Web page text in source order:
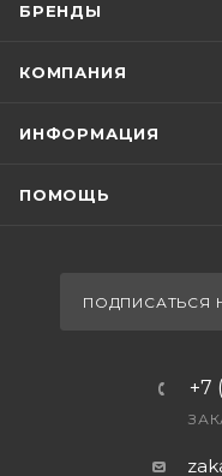
БРЕНДЫ
КОМПАНИЯ
ИНФОРМАЦИЯ
ПОМОЩЬ
ПОДПИСАТЬСЯ
+7